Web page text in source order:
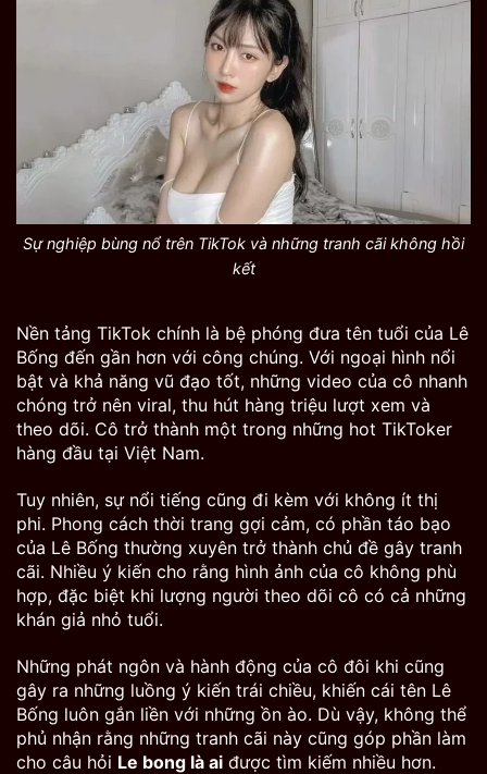
Sự nghiệp bùng nổ trên TikTok và những tranh cãi không hồi
kết
Nền tảng TikTok chính là bệ phóng đưa tên tuổi của Lê
Bống đến gần hơn với công chúng. Với ngoại hình nổi
bật và khả năng vũ đạo tốt, những video của cô nhanh
chóng trở nên viral, thu hút hàng triệu lượt xem và
theo dõi. Cô trở thành một trong những hot TikToker
hàng đầu tại Việt Nam.
Tuy nhiên, sự nổi tiếng cũng đi kèm với không ít thị
phi. Phong cách thời trang gợi cảm, có phần táo bạo
của Lê Bống thường xuyên trở thành chủ đề gây tranh
cãi. Nhiều ý kiến cho rằng hình ảnh của cô không phù
hợp, đặc biệt khi lượng người theo dõi cô có cả những
khán giả nhỏ tuổi.
Những phát ngôn và hành động của cô đôi khi cũng
gây ra những luồng ý kiến trái chiều, khiến cái tên Lê
Bống luôn gắn liền với những ồn ào. Dù vậy, không thể
phủ nhận rằng những tranh cãi này cũng góp phần làm
cho câu hỏi Le bong là ai được tìm kiếm nhiều hơn.